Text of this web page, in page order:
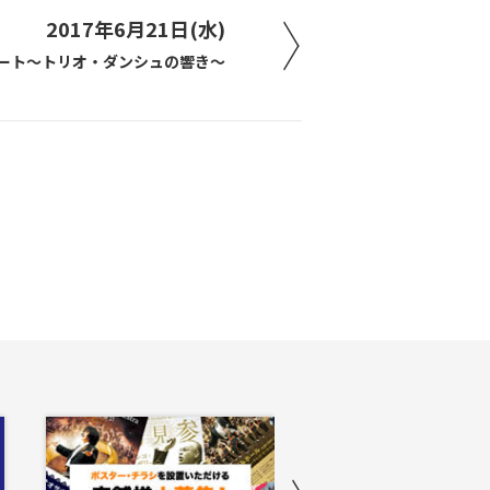
2017年6月21日(水)
ト～トリオ・ダンシュの響き～